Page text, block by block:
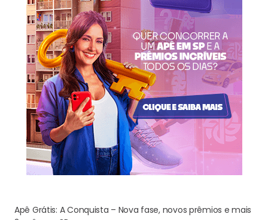
Apê Grátis: A Conquista – Nova fase, novos prêmios e mais